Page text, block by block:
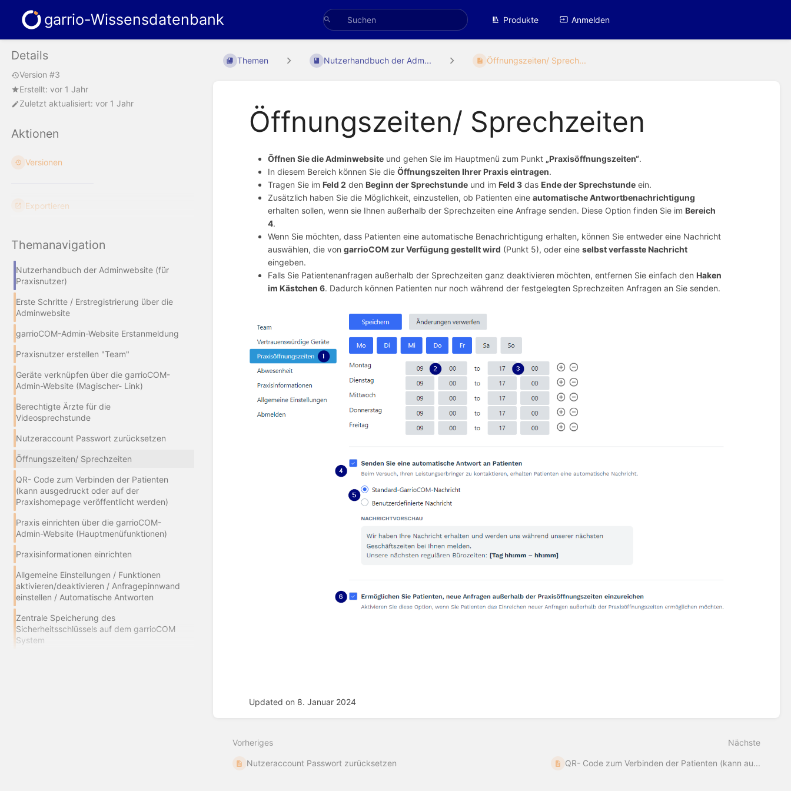
garrio-Wissensdatenbank Produkte Anmelden
Details
Version #3
Erstellt: vor 1 Jahr
Zuletzt aktualisiert: vor 1 Jahr
Aktionen
Versionen
Exportieren
Themanavigation
Nutzerhandbuch der Adminwebsite (für
Praxisnutzer)
Erste Schritte / Erstregistrierung über die
Adminwebsite
garrioCOM-Admin-Website Erstanmeldung
Praxisnutzer erstellen "Team"
Geräte verknüpfen über die garrioCOM-
Admin-Website (Magischer- Link)
Berechtigte Ärzte für die
Videosprechstunde
Nutzeraccount Passwort zurücksetzen
Öffnungszeiten/ Sprechzeiten
QR- Code zum Verbinden der Patienten
(kann ausgedruckt oder auf der
Praxishomepage veröffentlicht werden)
Praxis einrichten über die garrioCOM-
Admin-Website (Hauptmenüfunktionen)
Praxisinformationen einrichten
Allgemeine Einstellungen / Funktionen
aktivieren/deaktivieren / Anfragepinnwand
einstellen / Automatische Antworten
Zentrale Speicherung des
Sicherheitsschlüssels auf dem garrioCOM
System
Themen Nutzerhandbuch der Adm... Öffnungszeiten/ Sprech...
Öffnungszeiten/ Sprechzeiten
Öffnen Sie die Adminwebsite und gehen Sie im Hauptmenü zum Punkt „Praxisöffnungszeiten“.
In diesem Bereich können Sie dieÖffnungszeiten Ihrer Praxis eintragen.
Tragen Sie im Feld 2 den Beginn der Sprechstunde und im Feld 3 das Ende der Sprechstunde ein.
Zusätzlich haben Sie die Möglichkeit, einzustellen, ob Patienten eineautomatische Antwortbenachrichtigung
erhalten sollen, wenn sie Ihnen außerhalb der Sprechzeiten eine Anfrage senden. Diese Option finden Sie im Bereich
4.
Wenn Sie möchten, dass Patienten eine automatische Benachrichtigung erhalten, können Sie entweder eine Nachricht
auswählen, die vongarrioCOM zur Verfügung gestellt wird (Punkt 5), oder eineselbst verfasste Nachricht
eingeben.
Falls Sie Patientenanfragen außerhalb der Sprechzeiten ganz deaktivieren möchten, entfernen Sie einfach den Haken
im Kästchen 6. Dadurch können Patienten nur noch während der festgelegten Sprechzeiten Anfragen an Sie senden.
Updated on 8. Januar 2024
Vorheriges
Nutzeraccount Passwort zurücksetzen
Nächste
QR- Code zum Verbinden der Patienten (kann au...